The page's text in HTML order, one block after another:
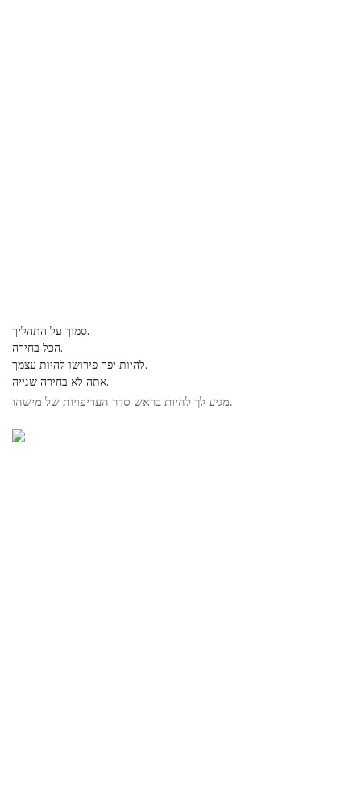
סמוך על התהליך.
הכל בחירה.
להיות יפה פירושו להיות עצמך.
אתה לא בחירה שנייה.
מגיע לך להיות בראש סדר העדיפויות של מישהו.